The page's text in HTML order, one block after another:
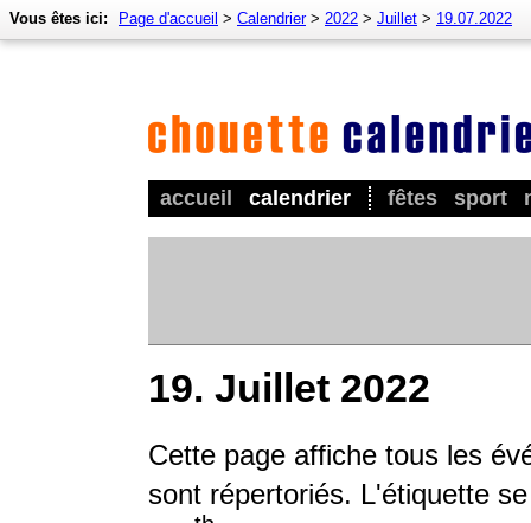
accueil calendrier fêtes sport
Vous êtes ici: Page d'accueil > Calendrier> 2022 > Juillet > 19.07.2022
19. Juillet 2022
Cette page affiche tous les
sont répertoriés. L'étiquette